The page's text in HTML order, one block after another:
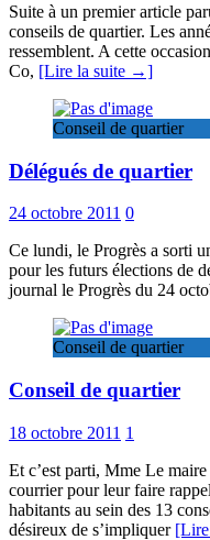
Suite à un premier article
conseils de quartier. Les
ressemblent. A cette
Co, [Lire la suite →]
Conseil de quartier
Délégués de quartier
24 octobre 2011 0
Ce lundi, le Progrès a sorti
pour les futurs élections de
journal le Progrès du 24
Conseil de quartier
Conseil de quartier
18 octobre 2011 1
Et c’est parti, Mme Le
courrier pour leur faire
habitants au sein des 13
désireux de s’impliquer